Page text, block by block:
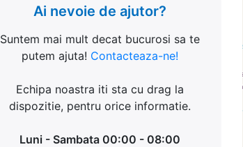
Ai nevoie de ajutor?
Suntem mai mult decat bucurosi sa te
putem ajuta! Contacteaza-ne!
Echipa noastra iti sta cu drag la
dispozitie, pentru orice informatie.
Luni - Sambata 00:00 - 08:00